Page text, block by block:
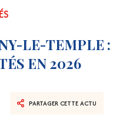
LE-TEMPLE :
EN 2026
PARTAGER CETTE ACTU